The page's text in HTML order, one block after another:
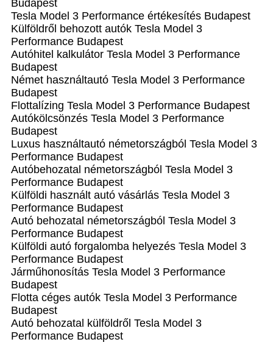
Budapest
Tesla Model 3 Performance értékesítés Budapest
Külföldről behozott autók Tesla Model 3
Performance Budapest
Autóhitel kalkulátor Tesla Model 3 Performance
Budapest
Német használtautó Tesla Model 3 Performance
Budapest
Flottalízing Tesla Model 3 Performance Budapest
Autókölcsönzés Tesla Model 3 Performance
Budapest
Luxus használtautó németországból Tesla Model 3
Performance Budapest
Autóbehozatal németországból Tesla Model 3
Performance Budapest
Külföldi használt autó vásárlás Tesla Model 3
Performance Budapest
Autó behozatal németországból Tesla Model 3
Performance Budapest
Külföldi autó forgalomba helyezés Tesla Model 3
Performance Budapest
Járműhonosítás Tesla Model 3 Performance
Budapest
Flotta céges autók Tesla Model 3 Performance
Budapest
Autó behozatal külföldről Tesla Model 3
Performance Budapest